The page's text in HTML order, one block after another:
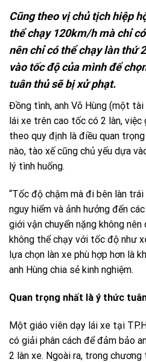
Cũng theo vị chủ tịch hiệp
thể chạy 120km/h mà chỉ
nên chỉ có thể chạy làn thứ
vào tốc độ của mình để
tuân thủ sẽ bị xử phạt.
Đồng tình, anh Võ Hùng (một
lái xe trên cao tốc có 2 làn,
theo quy định là điều quan
nào, tào xế cũng chủ yếu dựa
lý tình huống.
“Tốc độ chậm mà đi bên làn
nguy hiểm và ảnh hưởng đến
giới vận chuyển nặng không
không thể chạy với tốc độ như
lựa chọn làn xe phù hợp hơn là
anh Hùng chia sẻ kinh nghiệm.
Quan trọng nhất là ý thức
Một giáo viên dạy lái xe tại
có giải phân cách để đảm bảo
2 làn xe. Ngoài ra, trong